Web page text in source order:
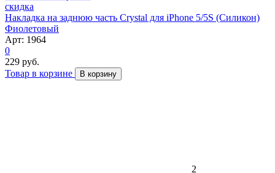
скидка
Накладка на заднюю часть Crystal для iPhone 5/5S (Силикон)
Фиолетовый
Арт: 1964
0
229 руб.
Товар в корзине
В корзину
2